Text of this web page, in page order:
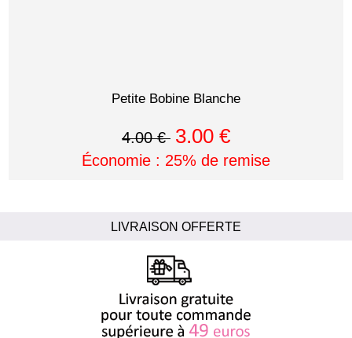
Petite Bobine Blanche
4.00 € 3.00 €
Économie : 25% de remise
LIVRAISON OFFERTE